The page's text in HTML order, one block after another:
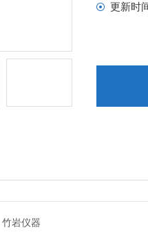
更新时
竹岩仪器